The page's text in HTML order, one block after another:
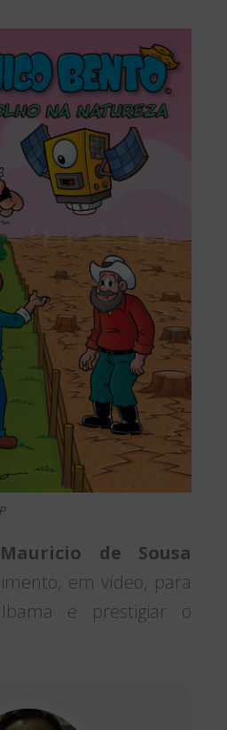
Mauricio de Sousa
em vídeo, para
e prestigiar o